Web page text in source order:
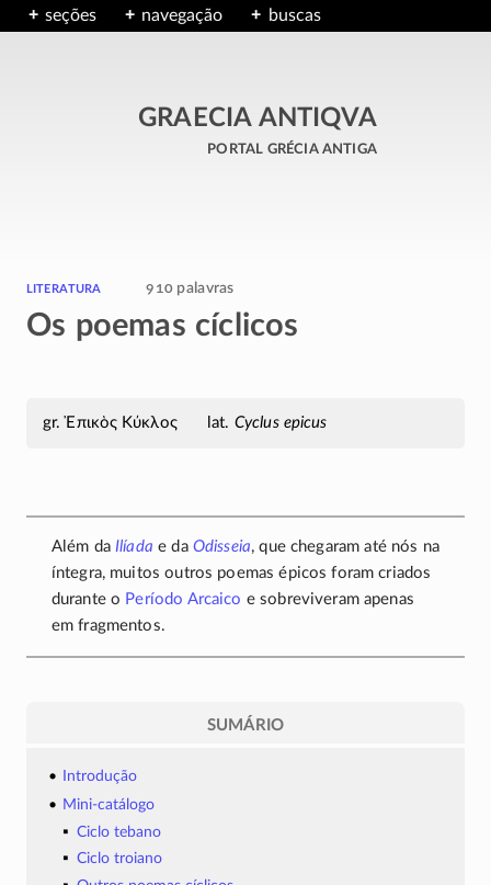
seções navegação buscas
GRAECIA ANTIQVA
portal grécia antiga
literatura 910 palavras
Os poemas cíclicos
Ἐπικὸς Κύκλος Cyclus epicus
Além daIlíada e da Odisseia, que chegaram até nós na
íntegra, muitos outros poemas épicos foram criados
durante o Período Arcaico e sobreviveram apenas
em fragmentos.
SUMÁRIO
Introdução
Mini-catálogo
Ciclo tebano
Ciclo troiano